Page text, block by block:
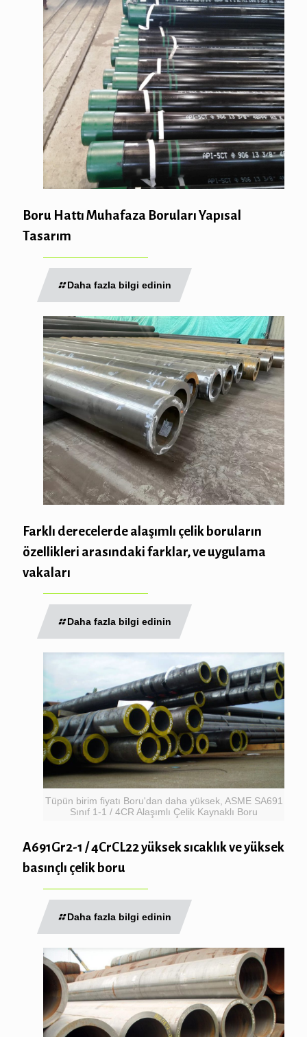
Boru Hattı Muhafaza Boruları Yapısal
Tasarım
Daha fazla bilgi edinin
Farklı derecelerde alaşımlı çelik boruların
özellikleri arasındaki farklar, ve uygulama
vakaları
Daha fazla bilgi edinin
Tüpün birim fiyatı Boru'dan daha yüksek, ASME SA691
Sınıf 1-1 / 4CR Alaşımlı Çelik Kaynaklı Boru
A691Gr2-1 / 4CrCL22 yüksek sıcaklık ve yüksek
basınçlı çelik boru
Daha fazla bilgi edinin